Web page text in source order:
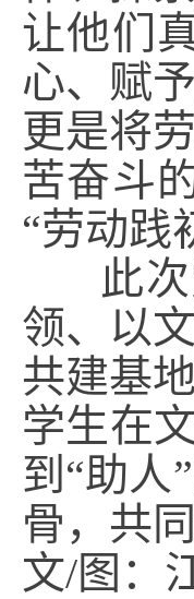
让他们
心、赋
更是将
苦奋斗
“劳动践
此次
领、以
共建基
学生在
到“助人
骨，共
文/图：